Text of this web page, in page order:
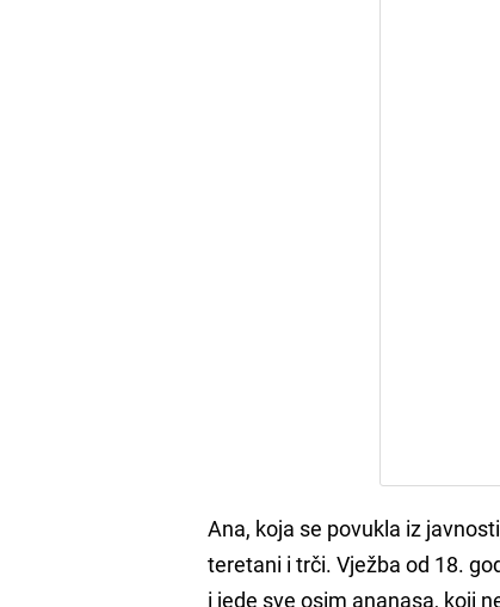
Ana, koja se povukla iz
teretani i trči. Vježba od 18.
i jede sve osim ananasa, koji